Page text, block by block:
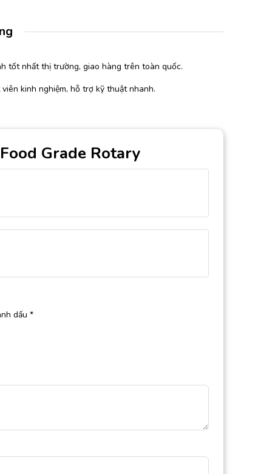
tốt nhất thị trường, giao hàng trên toàn quốc.
kinh nghiệm, hỗ trợ kỹ thuật nhanh.
Grade Rotary
dấu *